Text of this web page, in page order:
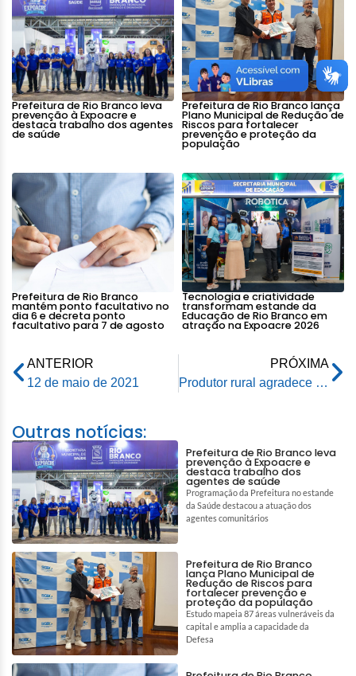
Prefeitura de Rio Branco leva
prevenção à Expoacre e
destaca trabalho dos agentes
de saúde
Prefeitura de Rio Branco lança
Plano Municipal de Redução de
Riscos para fortalecer
prevenção e proteção da
população
Prefeitura de Rio Branco
mantém ponto facultativo no
dia 6 e decreta ponto
facultativo para 7 de agosto
Tecnologia e criatividade
transformam estande da
Educação de Rio Branco em
atração na Expoacre 2026
ANTERIOR
12 de maio de 2021
PRÓXIMA
Produtor rural agradece maquinário cedido pela Prefeitura de Rio Branco
Outras notícias:
Prefeitura de Rio Branco leva
prevenção à Expoacre e
destaca trabalho dos
agentes de saúde
Programação da Prefeitura no estande
da Saúde destacou a atuação dos
agentes comunitários
Prefeitura de Rio Branco
lança Plano Municipal de
Redução de Riscos para
fortalecer prevenção e
proteção da população
Estudo mapeia 87 áreas vulneráveis da
capital e amplia a capacidade da
Defesa